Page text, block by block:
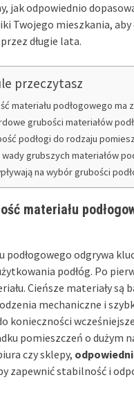
jak odpowiednio
Twojego mieszkania, aby
długie lata.
przeczytasz
materiału podłogowego ma
grubości materiałów
podłogi do rodzaju
grubszych materiałów
na wybór grubości
materiału
podłogowego odgrywa
podłóg. Po
Cieńsze materiały są
mechaniczne i
konieczności
pomieszczeń o dużym
czy sklepy,
zapewnić stabilność i